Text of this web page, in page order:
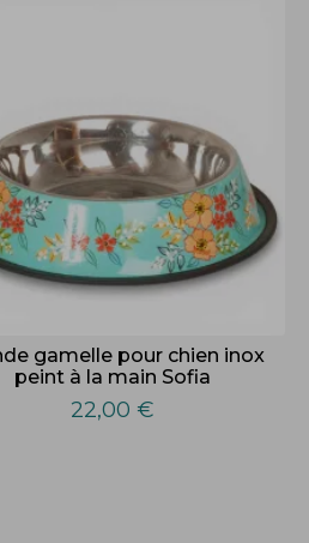
gamelle pour chien inox
peint à la main Sofia
22,00 €